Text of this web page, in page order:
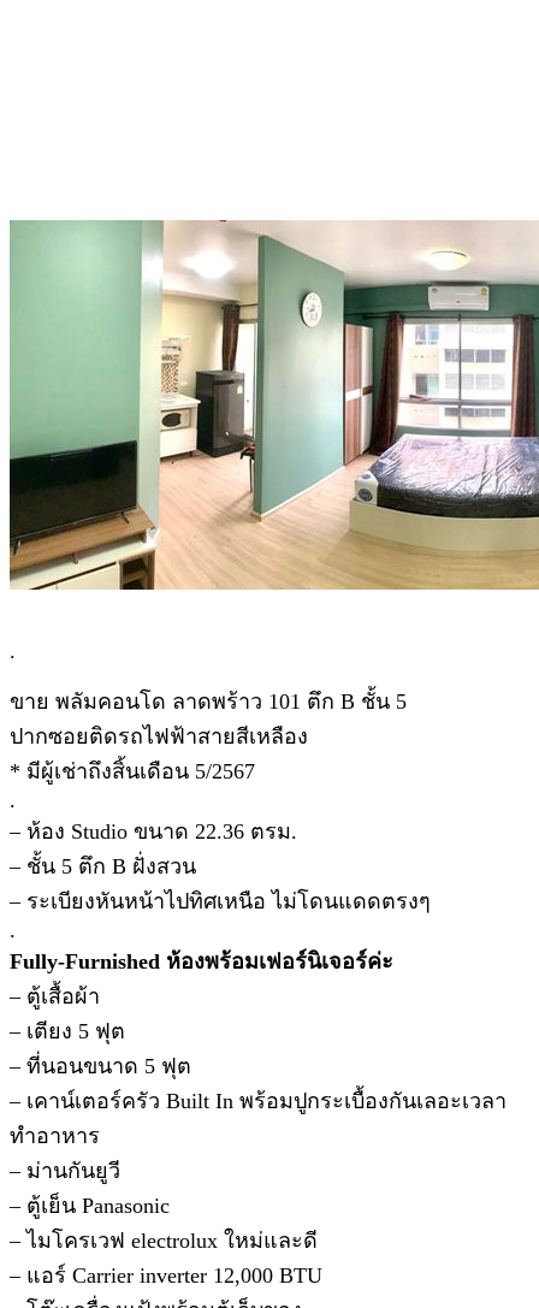
.
ขาย พลัมคอนโด ลาดพร้าว 101 ตึก B ชั้น 5
ปากซอยติดรถไฟฟ้าสายสีเหลือง
* มีผู้เช่าถึงสิ้นเดือน 5/2567
.
– ห้อง Studio ขนาด 22.36 ตรม.
– ชั้น 5 ตึก B ฝั่งสวน
– ระเบียงหันหน้าไปทิศเหนือ ไม่โดนแดดตรงๆ
.
Fully-Furnished ห้องพร้อมเฟอร์นิเจอร์ค่ะ
– ตู้เสื้อผ้า
– เตียง 5 ฟุต
– ที่นอนขนาด 5 ฟุต
– เคาน์เตอร์ครัว Built In พร้อมปูกระเบื้องกันเลอะเวลา
ทำอาหาร
– ม่านกันยูวี
– ตู้เย็น Panasonic
– ไมโครเวฟ electrolux ใหม่และดี
– แอร์ Carrier inverter 12,000 BTU